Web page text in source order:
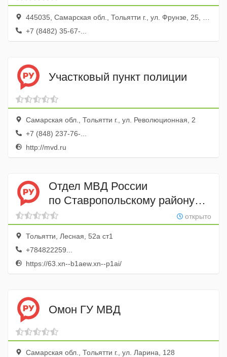
445035, Самарская обл., Тольятти г., ул. Фрунзе, 25, кв. 108
+7 (8482) 35-67-...
Участковый пункт полиции
Самарская обл., Тольятти г., ул. Революционная, 2
+7 (848) 237-76-...
http://mvd.ru
Отдел МВД России
по Ставропольскому району
Самарской области
открыто
Тольятти, Лесная, 52а ст1
+784822259...
https://63.xn--b1aew.xn--p1ai/
Омон ГУ МВД
Самарская обл., Тольятти г., ул. Ларина, 128